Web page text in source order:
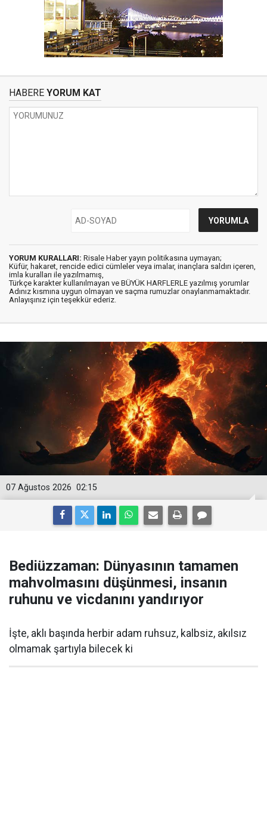
HABERE YORUM KAT
YORUM KURALLARI: Risale Haber yayın politikasına uymayan;
Küfür, hakaret, rencide edici cümleler veya imalar, inançlara saldırı içeren,
imla kuralları ile yazılmamış,
Türkçe karakter kullanılmayan ve BÜYÜK HARFLERLE yazılmış yorumlar
Adınız kısmına uygun olmayan ve saçma rumuzlar onaylanmamaktadır.
Anlayışınız için teşekkür ederiz.
02:15
07 Ağustos 2026
Bediüzzaman: Dünyasının tamamen
mahvolmasını düşünmesi, insanın
ruhunu ve vicdanını yandırıyor
İşte, aklı başında herbir adam ruhsuz, kalbsiz, akılsız
olmamak şartıyla bilecek ki